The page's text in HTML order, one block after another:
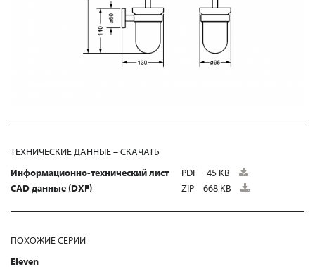
ТЕХНИЧЕСКИЕ ДАННЫЕ – СКАЧАТЬ
Информационно-технический лист
PDF
45 KB
CAD данные (DXF)
ZIP 668 KB
ПОХОЖИЕ СЕРИИ
Eleven